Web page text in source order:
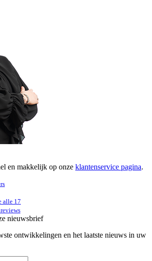
en makkelijk op onze klantenservice pagina.
alle 17
nieuwsbrief
ontwikkelingen en het laatste nieuws in uw